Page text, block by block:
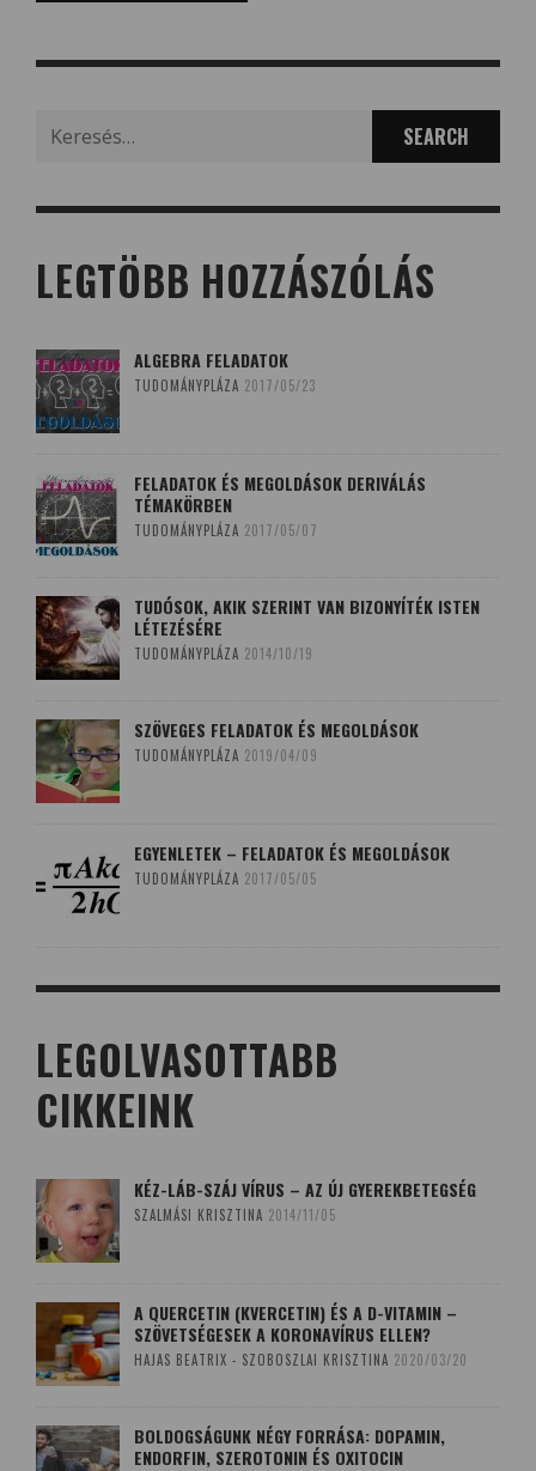
for:
LEGTÖBB HOZZÁSZÓLÁS
ALGEBRA FELADATOK
TUDOMÁNYPLÁZA 2017/05/23
FELADATOK ÉS MEGOLDÁSOK DERIVÁLÁS
TÉMAKÖRBEN
TUDOMÁNYPLÁZA 2017/05/07
TUDÓSOK, AKIK SZERINT VAN BIZONYÍTÉK ISTEN
LÉTEZÉSÉRE
TUDOMÁNYPLÁZA 2014/10/19
SZÖVEGES FELADATOK ÉS MEGOLDÁSOK
TUDOMÁNYPLÁZA 2019/04/09
EGYENLETEK – FELADATOK ÉS MEGOLDÁSOK
TUDOMÁNYPLÁZA 2017/05/05
LEGOLVASOTTABB
CIKKEINK
KÉZ-LÁB-SZÁJ VÍRUS – AZ ÚJ GYEREKBETEGSÉG
SZALMÁSI KRISZTINA 2014/11/05
A QUERCETIN (KVERCETIN) ÉS A D-VITAMIN –
SZÖVETSÉGESEK A KORONAVÍRUS ELLEN?
HAJAS BEATRIX - SZOBOSZLAI KRISZTINA 2020/03/20
BOLDOGSÁGUNK NÉGY FORRÁSA: DOPAMIN,
ENDORFIN, SZEROTONIN ÉS OXITOCIN